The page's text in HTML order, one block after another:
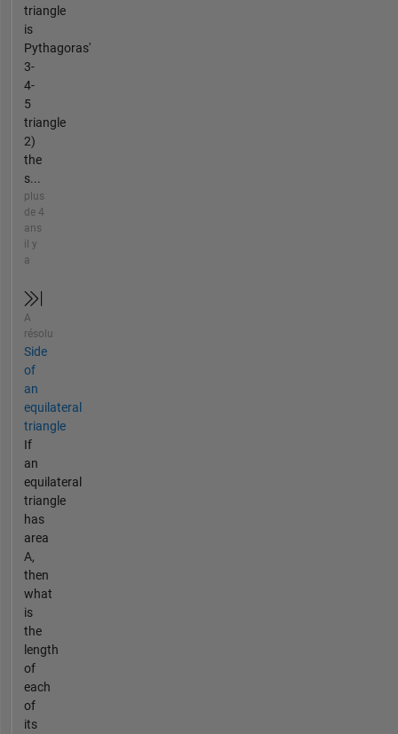
triangle
is
Pythagoras'
3-
4-
5
triangle
2)
the
s...
plus
de 4
ans
il y
a
A
résolu
Side
of
an
equilateral
triangle
If
an
equilateral
triangle
has
area
A,
then
what
is
the
length
of
each
of
its